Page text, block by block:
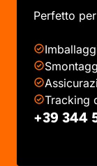
Perfetto
Tracking
+39 344